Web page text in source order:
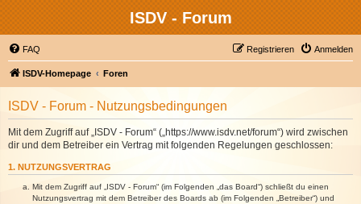
ISDV - Forum
FAQ Anmelden
Registrieren
ISDV-Homepage Foren
ISDV - Forum - Nutzungsbedingungen
Mit dem Zugriff auf „ISDV - Forum“ („https://www.isdv.net/forum“) wird zwischen
dir und dem Betreiber ein Vertrag mit folgenden Regelungen geschlossen:
1. NUTZUNGSVERTRAG
Mit dem Zugriff auf „ISDV - Forum“ (im Folgenden „das Board“) schließt du einen
Nutzungsvertrag mit dem Betreiber des Boards ab (im Folgenden „Betreiber“) und